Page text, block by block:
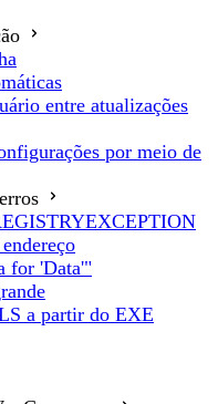
entre atualizações
por meio de
for 'Data'"
a partir do EXE